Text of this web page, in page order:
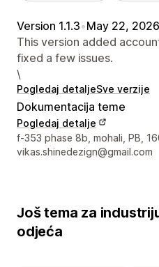
Version 1.1.3•May 22, 2026
This version added
fixed a few issues.
\
Pogledaj detaljeSve verzije
Dokumentacija teme
Pogledaj detalje
Podaci za kontakt
f-353 phase 8b, mohali, PB,
vikas.shinedezign@gmail.com
Još tema za
odjeća